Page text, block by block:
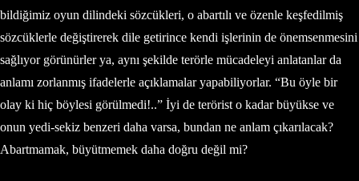
bildiğimiz oyun dilindeki sözcükleri, o abartılı ve özenle keşfedilmiş
sözcüklerle değiştirerek dile getirince kendi işlerinin de önemsenmesini
sağlıyor görünürler ya, aynı şekilde terörle mücadeleyi anlatanlar da
anlamı zorlanmış ifadelerle açıklamalar yapabiliyorlar. “Bu öyle bir
olay ki hiç böylesi görülmedi!..” İyi de terörist o kadar büyükse ve
onun yedi-sekiz benzeri daha varsa, bundan ne anlam çıkarılacak?
Abartmamak, büyütmemek daha doğru değil mi?